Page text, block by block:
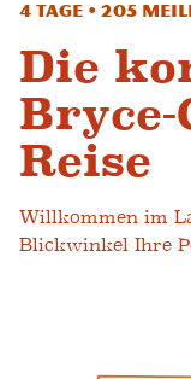
4 Tage • 205
Die
Bryce-
Reise
Willkommen im
Blickwinkel Ihre